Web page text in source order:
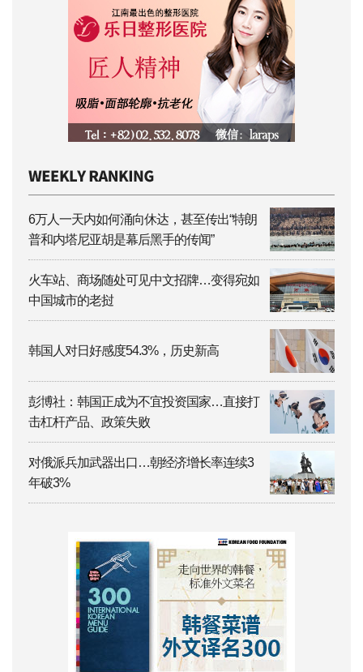
6万人一天内如何涌向休达，甚至传出“特朗
普和内塔尼亚胡是幕后黑手的传闻”
火车站、商场随处可见中文招牌…变得宛如
中国城市的老挝
韩国人对日好感度54.3%，历史新高
彭博社：韩国正成为不宜投资国家…直接打
击杠杆产品、政策失败
对俄派兵加武器出口…朝经济增长率连续3
年破3%